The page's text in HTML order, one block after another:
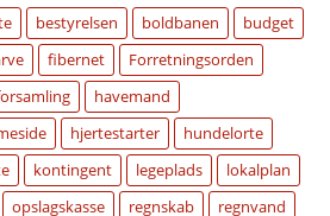
bestyrelsen boldbanen
budget
fibernet
Forretningsorden
havemand
hjertestarter
hundelorte
kontingent legeplads
lokalplan
opslagskasse regnskab
regnvand